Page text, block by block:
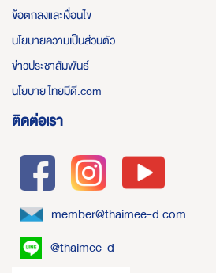
ข้อตกลงและเงื่อนไข
นโยบายความเป็นส่วนตัว
ข่าวประชาสัมพันธ์
นโยบาย ไทยมีดี.com
ติดต่อเรา
member@thaimee-d.com
@thaimee-d